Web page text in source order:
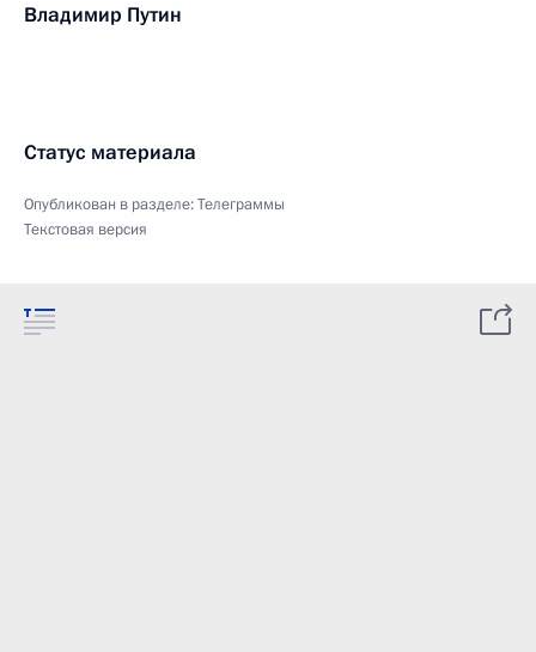
Владимир Путин
Статус материала
Опубликован в разделе:Телеграммы
Текстовая версия